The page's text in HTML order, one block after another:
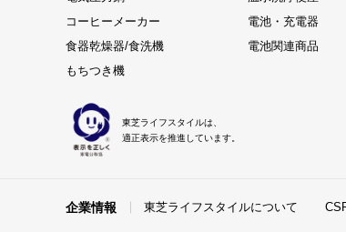
コーヒーメーカー
食器乾燥器/食洗機
もちつき機
電池・充電器
電池関連商品
東芝ライフスタイルは、
適正表示を推進しています。
企業情報 東芝ライフスタイルについて